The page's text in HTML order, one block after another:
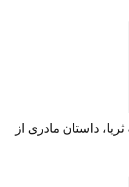
داستان مادری از